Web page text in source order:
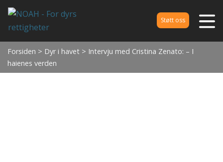
Støtt oss
Forsiden > Dyr i havet > Intervju med Cristina Zenato: – I
haienes verden